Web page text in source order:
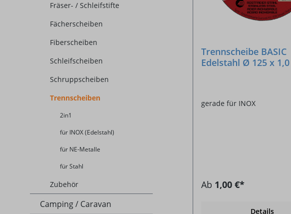
Fräser- / Schleifstifte
Fächerscheiben
Fiberscheiben
Schleifscheiben
Schruppscheiben
Trennscheiben
2in1
für INOX (Edelstahl)
für NE-Metalle
für Stahl
Zubehör
Camping / Caravan
Trennscheibe BASIC
Edelstahl Ø 125 x 1,0
gerade für INOX
Ab 1,00 €*
Details